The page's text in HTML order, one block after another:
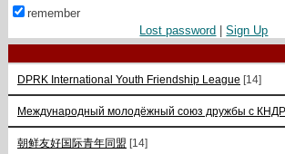
remember
Lost password |Sign Up
DPRK International Youth Friendship League [14]
Международный молодёжный союз дружбы с КНДР
朝鲜友好国际青年同盟 [14]